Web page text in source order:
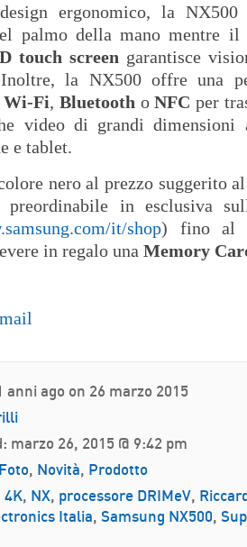
ergonomico, la NX500
palmo della mano mentre
touch screen garantisce
la NX500 offre una
Wi-Fi, Bluetooth oNFC per
video di grandi
e tablet.
nero al prezzo suggerito
in esclusiva
it/shop) fino al
in regalo una Memory
anni ago on 26 marzo 2015
marzo 26, 2015 @ 9:42 pm
Foto, Novità, Prodotto
4K, NX, processore DRIMeV,
Italia, Samsung NX500,